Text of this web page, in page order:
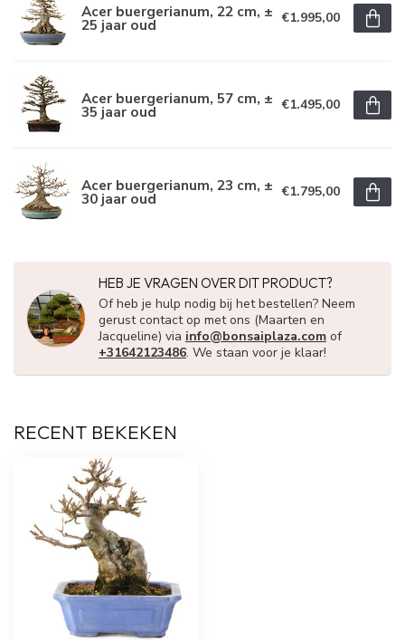
Acer buergerianum, 22 cm, ±
25 jaar oud €1.995,00
Acer buergerianum, 57 cm, ±
35 jaar oud €1.495,00
Acer buergerianum, 23 cm, ±
30 jaar oud €1.795,00
HEB JE VRAGEN OVER DIT PRODUCT?
Of heb je hulp nodig bij het bestellen? Neem
gerust contact op met ons (Maarten en
Jacqueline) via info@bonsaiplaza.com of
+31642123486. We staan voor je klaar!
RECENT BEKEKEN